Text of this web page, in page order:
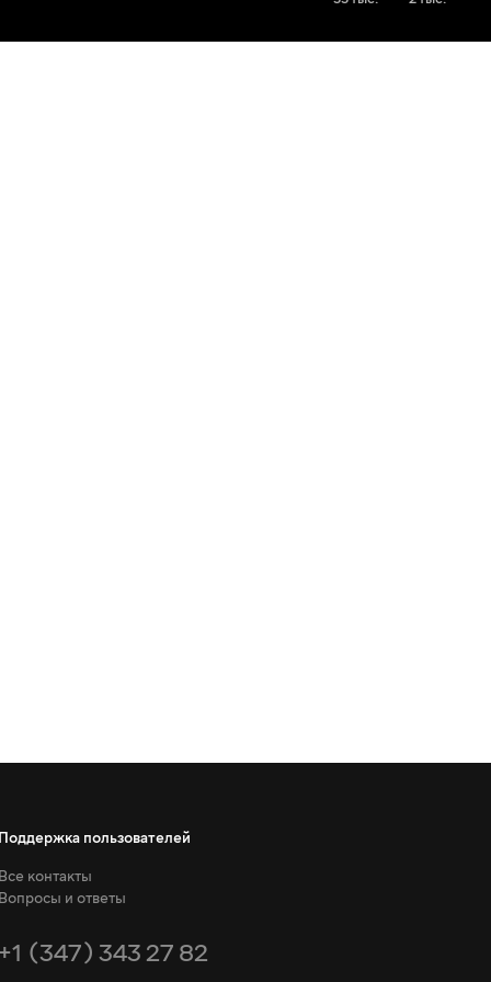
Поддержка пользователей
Все контакты
Вопросы и ответы
+1 (347) 343 27 82